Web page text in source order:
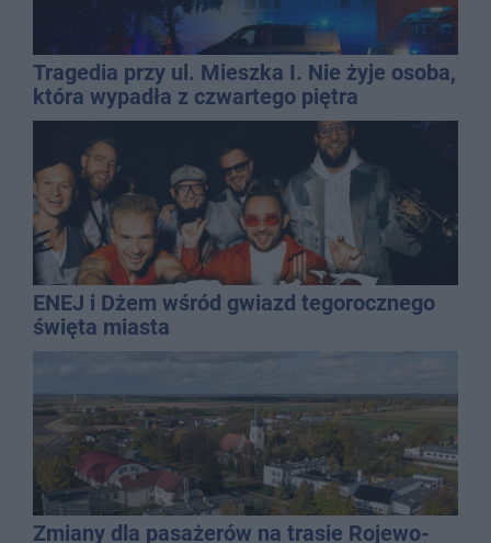
Tragedia przy ul. Mieszka I. Nie żyje osoba,
która wypadła z czwartego piętra
ENEJ i Dżem wśród gwiazd tegorocznego
święta miasta
Zmiany dla pasażerów na trasie Rojewo-